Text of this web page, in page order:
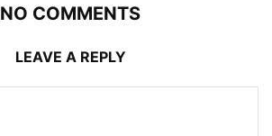
NO COMMENTS
LEAVE A REPLY